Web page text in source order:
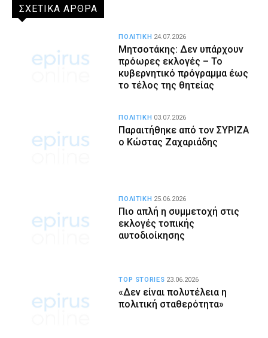
ΣΧΕΤΙΚΑ ΑΡΘΡΑ
Μητσοτάκης: Δεν υπάρχουν
πρόωρες εκλογές – To
κυβερνητικό πρόγραμμα έως
το τέλος της θητείας
ΠΟΛΙΤΙΚΗ 24.07.2026
Παραιτήθηκε από τον ΣΥΡΙΖΑ
ο Κώστας Ζαχαριάδης
ΠΟΛΙΤΙΚΗ 03.07.2026
Πιο απλή η συμμετοχή στις
εκλογές τοπικής
αυτοδιοίκησης
ΠΟΛΙΤΙΚΗ 25.06.2026
«Δεν είναι πολυτέλεια η
πολιτική σταθερότητα»
TOP STORIES 23.06.2026